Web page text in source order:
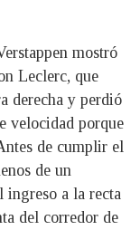
mostró
Leclerc, que
derecha y perdió
velocidad porque
de cumplir el
de un
ingreso a la recta
del corredor de